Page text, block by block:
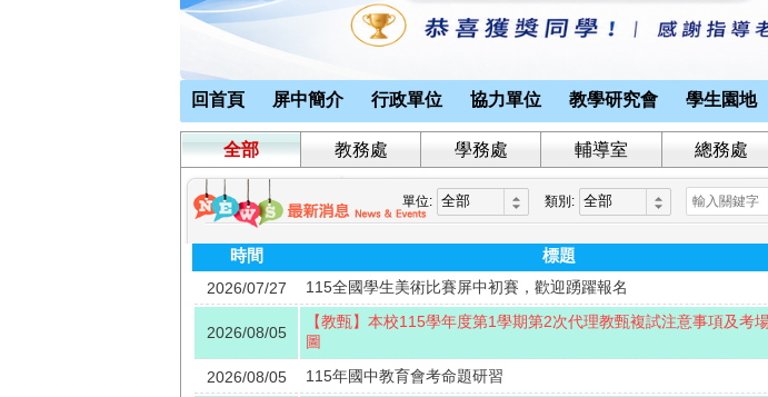
回首頁 屏中簡介 行政單位 協力單位 教學研究會 學生園地
全部 教務處 學務處 輔導室 總務處
單位: 類別:
時間 標題
2026/07/27 115全國學生美術比賽屏中初賽，歡迎踴躍報名
2026/08/05
【教甄】本校115學年度第1學期第2次代理教甄複試注意事項及考
圖
2026/08/05 115年國中教育會考命題研習